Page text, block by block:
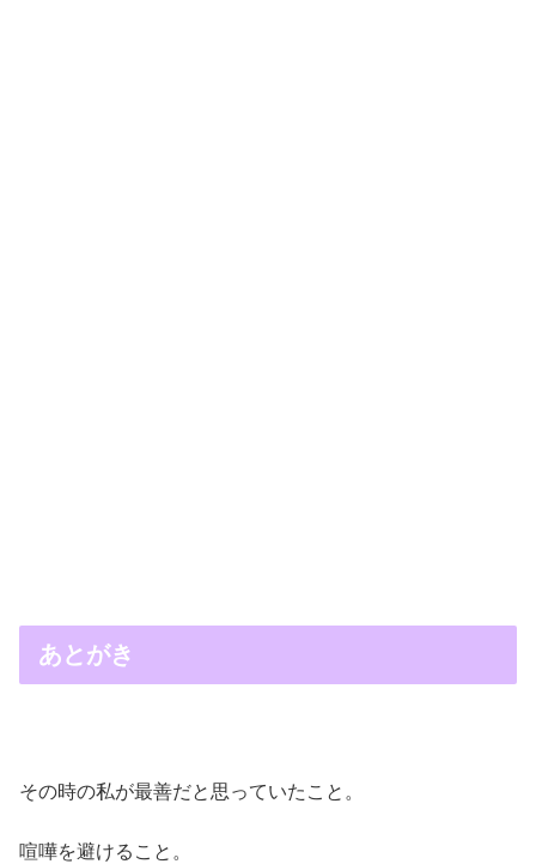
あとがき
その時の私が最善だと思っていたこと。
喧嘩を避けること。